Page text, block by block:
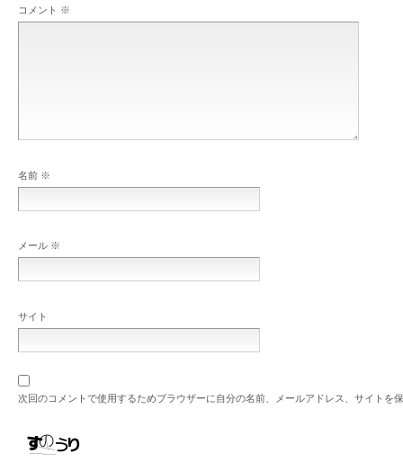
コメント ※
名前 ※
メール ※
サイト
次回のコメントで使用するためブラウザーに自分の名前、メールアドレス、サイトを